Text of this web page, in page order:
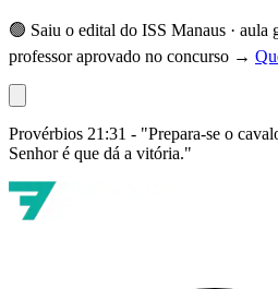
🟢 Saiu o edital do ISS Manaus · aula
professor aprovado no concurso →
Provérbios 21:31 - "Prepara-se o
Senhor é que dá a vitória."